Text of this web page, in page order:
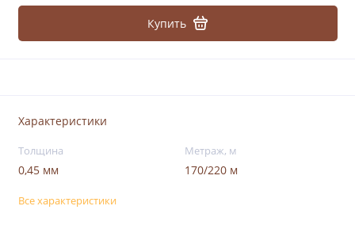
Купить
Характеристики
Толщина
0,45 мм
Метраж, м
170/220 м
Все характеристики